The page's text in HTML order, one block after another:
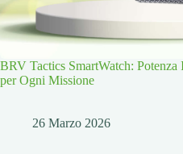
BRV Tactics SmartWatch:
per Ogni Missione
26 Marzo 2026